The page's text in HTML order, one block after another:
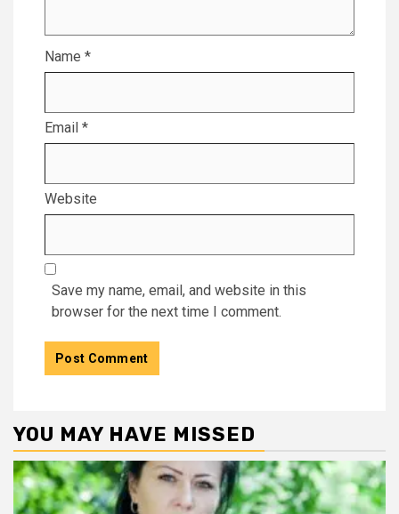
Name *
Email *
Website
Save my name, email, and website in this
browser for the next time I comment.
YOU MAY HAVE MISSED